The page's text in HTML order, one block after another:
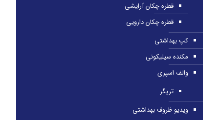
قطره چکان آرایشی
قطره چکان دارویی
کپ بهداشتی
مکنده سیلیکونی
والف اسپری
تریگر
ویدیو ظروف بهداشتی